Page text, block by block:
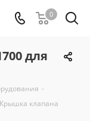
0
для
-
Крышка клапана